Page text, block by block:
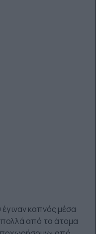
έγιναν καπνός μέσα
από τα άτομα